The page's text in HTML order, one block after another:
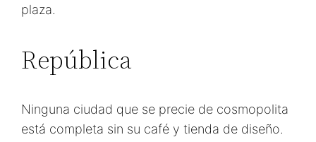
plaza.
República
Ninguna ciudad que se precie de cosmopolita
está completa sin su café y tienda de diseño.